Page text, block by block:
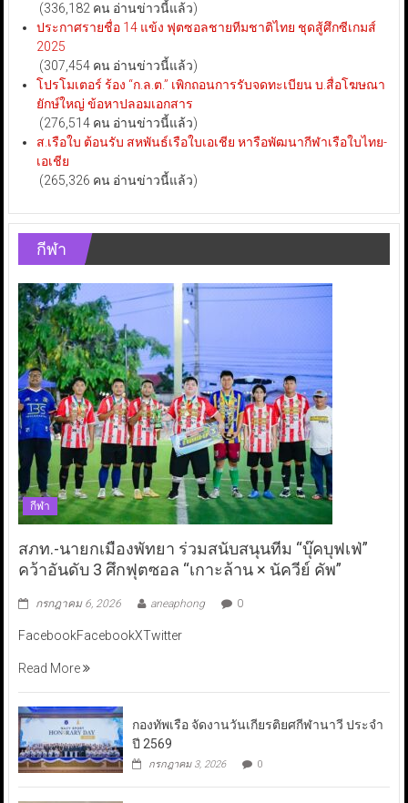
(336,182 คน อ่านข่าวนี้แล้ว)
ประกาศรายชื่อ 14 แข้ง ฟุตซอลชายทีมชาติไทย ชุดสู้ศึกซีเกมส์
2025
(307,454 คน อ่านข่าวนี้แล้ว)
โปรโมเตอร์ ร้อง “ก.ล.ต.” เพิกถอนการรับจดทะเบียน บ.สื่อโฆษณา
ยักษ์ใหญ่ ข้อหาปลอมเอกสาร
(276,514 คน อ่านข่าวนี้แล้ว)
ส.เรือใบ ต้อนรับ สหพันธ์เรือใบเอเชีย หารือพัฒนากีฬาเรือใบไทย-
เอเชีย
(265,326 คน อ่านข่าวนี้แล้ว)
กีฬา
กีฬา
สภท.-นายกเมืองพัทยา ร่วมสนับสนุนทีม “บุ๊คบุฟเฟ่”
คว้าอันดับ 3 ศึกฟุตซอล “เกาะล้าน × นัควีย์ คัพ”
กรกฎาคม 6, 2026 aneaphong 0
FacebookFacebookXTwitter
Read More
กองทัพเรือ จัดงานวันเกียรติยศกีฬานาวี ประจำ
ปี 2569
กรกฎาคม 3, 2026 0